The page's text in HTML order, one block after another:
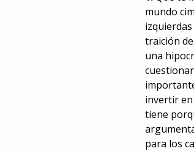
mundo
traición
una
invertir en
tiene
para los